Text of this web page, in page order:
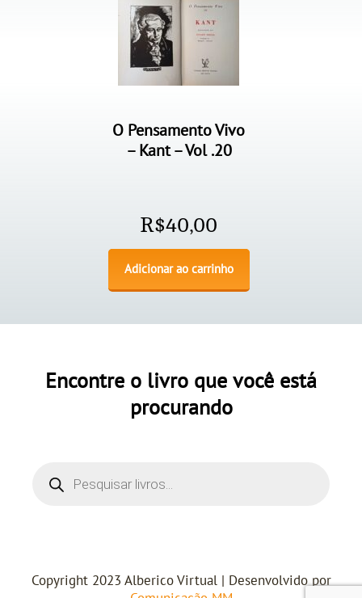
O Pensamento Vivo
– Kant – Vol .20
R$40,00
Adicionar ao carrinho
Encontre o livro que você está
procurando
Copyright 2023 Alberico Virtual | Desenvolvido por